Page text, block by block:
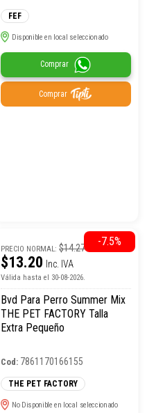
FEF
Disponible en local seleccionado
Comprar
Comprar
PRECIO NORMAL:$14.27
$13.20 Inc. IVA
Válida hasta el 30-08-2026.
Bvd Para Perro Summer Mix
THE PET FACTORY Talla
Extra Pequeño
Cod: 7861170166155
THE PET FACTORY
No Disponible en local seleccionado
-7.5%